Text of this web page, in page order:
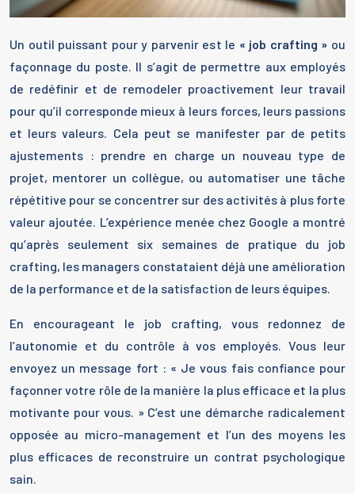
Un outil puissant pour y parvenir est le « job crafting » ou
façonnage du poste. Il s’agit de permettre aux employés
de redéfinir et de remodeler proactivement leur travail
pour qu’il corresponde mieux à leurs forces, leurs passions
et leurs valeurs. Cela peut se manifester par de petits
ajustements : prendre en charge un nouveau type de
projet, mentorer un collègue, ou automatiser une tâche
répétitive pour se concentrer sur des activités à plus forte
valeur ajoutée. L’expérience menée chez Google a montré
qu’après seulement six semaines de pratique du job
crafting, les managers constataient déjà une amélioration
de la performance et de la satisfaction de leurs équipes.
En encourageant le job crafting, vous redonnez de
l’autonomie et du contrôle à vos employés. Vous leur
envoyez un message fort : « Je vous fais confiance pour
façonner votre rôle de la manière la plus efficace et la plus
motivante pour vous. » C’est une démarche radicalement
opposée au micro-management et l’un des moyens les
plus efficaces de reconstruire un contrat psychologique
sain.